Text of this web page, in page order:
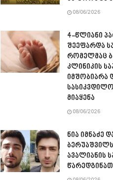
08/06/2026
4-წლიანი
შეეფარდა
რომელმაც
კლინიკის
იმშობიარა
მიაყენა
08/06/2026
ნია იმნაძე
ავალიანის
წარედგინათ